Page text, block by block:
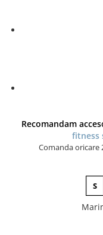
Recomandam
fitness
Comanda oricare
S